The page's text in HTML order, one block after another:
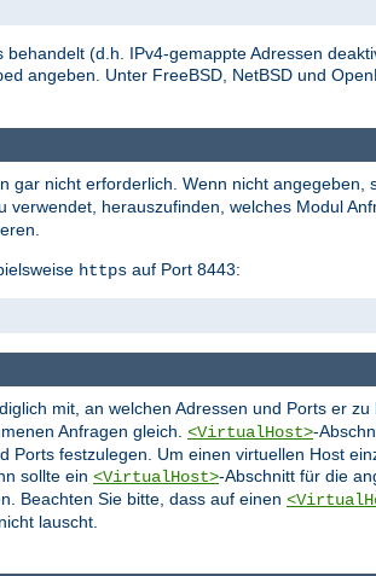
(d.h. IPv4-gemappte Adressen
angeben. Unter FreeBSD, NetBSD und
gar nicht erforderlich. Wenn nicht angegeben,
herauszufinden, welches Modul
https auf Port 8443:
mit, an welchen Adressen und Ports er
Anfragen gleich. <VirtualHost>-
festzulegen. Um einen virtuellen Host
sollte ein <VirtualHost>-Abschnitt für die
Beachten Sie bitte, dass auf einen
lauscht.